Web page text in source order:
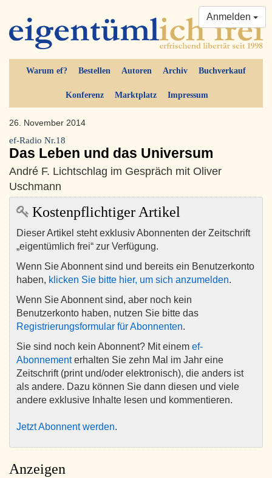
Warum ef? Bestellen Autoren Archiv Buchverkauf
Konferenz Marktplatz Impressum
Anmelden
26. November 2014
ef-Radio Nr.18
Das Leben und das Universum
André F. Lichtschlag im Gespräch mit Oliver
Uschmann
Kostenpflichtiger Artikel
Dieser Artikel steht exklusiv Abonnenten der Zeitschrift
„eigentümlich frei“ zur Verfügung.
Wenn Sie Abonnent sind und bereits ein Benutzerkonto
haben, klicken Sie bitte hier, um sich anzumelden.
Wenn Sie Abonnent sind, aber noch kein
Benutzerkonto haben, nutzen Sie bitte das
Registrierungsformular für Abonnenten.
Sie sind noch kein Abonnent? Mit einem ef-
Abonnementerhalten Sie zehn Mal im Jahr eine
Zeitschrift (print und/oder elektronisch), die anders ist
als andere. Dazu können Sie dann diesen und viele
andere exklusive Inhalte lesen und kommentieren.
Jetzt Abonnent werden.
Anzeigen